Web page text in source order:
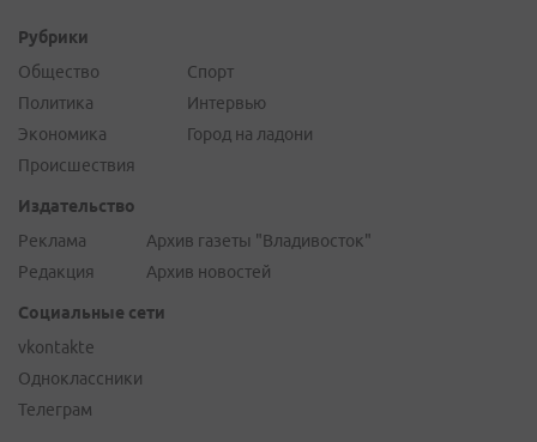
Рубрики
Общество
Политика
Экономика
Происшествия
Спорт
Интервью
Город на ладони
Издательство
Реклама
Редакция
Архив газеты "Владивосток"
Архив новостей
Социальные сети
vkontakte
Одноклассники
Телеграм